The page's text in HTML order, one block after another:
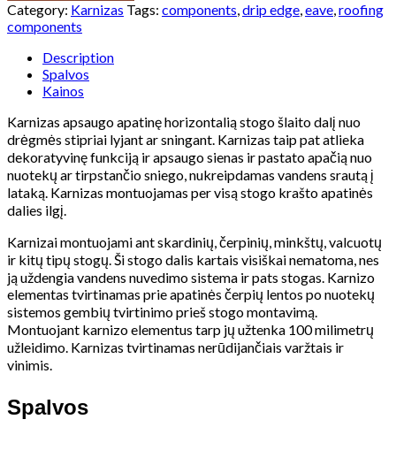
Category: Karnizas Tags: components,drip edge,eave,roofing
components
Description
Spalvos
Kainos
Karnizas apsaugo apatinę horizontalią stogo šlaito dalį nuo
drėgmės stipriai lyjant ar sningant. Karnizas taip pat atlieka
dekoratyvinę funkciją ir apsaugo sienas ir pastato apačią nuo
nuotekų ar tirpstančio sniego, nukreipdamas vandens srautą į
lataką. Karnizas montuojamas per visą stogo krašto apatinės
dalies ilgį.
Karnizai montuojami ant skardinių, čerpinių, minkštų, valcuotų
ir kitų tipų stogų. Ši stogo dalis kartais visiškai nematoma, nes
ją uždengia vandens nuvedimo sistema ir pats stogas. Karnizo
elementas tvirtinamas prie apatinės čerpių lentos po nuotekų
sistemos gembių tvirtinimo prieš stogo montavimą.
Montuojant karnizo elementus tarp jų užtenka 100 milimetrų
užleidimo. Karnizas tvirtinamas nerūdijančiais varžtais ir
vinimis.
Spalvos